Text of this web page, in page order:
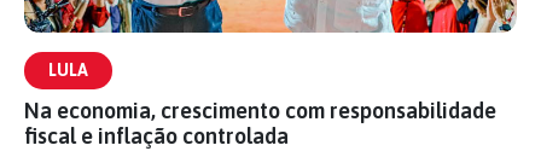
LULA
Na economia, crescimento com responsabilidade
fiscal e inflação controlada